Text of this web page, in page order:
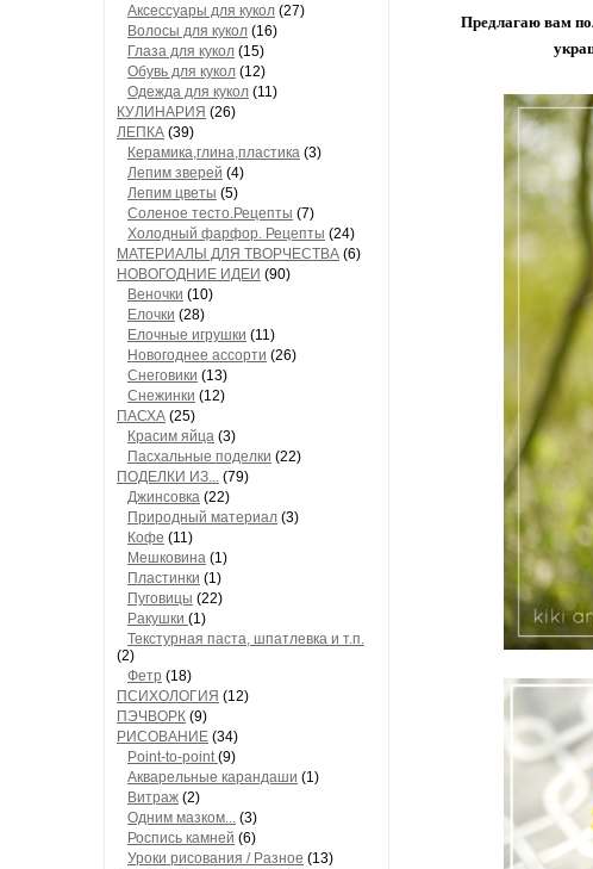
Аксессуары для кукол (27)
Волосы для кукол (16)
Глаза для кукол (15)
Обувь для кукол (12)
Одежда для кукол (11)
КУЛИНАРИЯ (26)
ЛЕПКА (39)
Керамика,глина,пластика (3)
Лепим зверей (4)
Лепим цветы (5)
Соленое тесто.Рецепты (7)
Холодный фарфор. Рецепты (24)
МАТЕРИАЛЫ ДЛЯ ТВОРЧЕСТВА (6)
НОВОГОДНИЕ ИДЕИ (90)
Веночки (10)
Елочки (28)
Елочные игрушки (11)
Новогоднее ассорти (26)
Снеговики (13)
Снежинки (12)
ПАСХА (25)
Красим яйца (3)
Пасхальные поделки (22)
ПОДЕЛКИ ИЗ... (79)
Джинсовка (22)
Природный материал (3)
Кофе (11)
Мешковина (1)
Пластинки (1)
Пуговицы (22)
Ракушки (1)
Текстурная паста, шпатлевка и т.п.
(2)
Фетр (18)
ПСИХОЛОГИЯ (12)
ПЭЧВОРК (9)
РИСОВАНИЕ (34)
Point-to-point(9)
Акварельные карандаши (1)
Витраж (2)
Одним мазком... (3)
Роспись камней (6)
Уроки рисования / Разное (13)
Предлагаю вам